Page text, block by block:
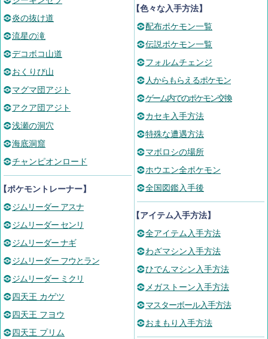
炎の抜け道
流星の滝
デコボコ山道
おくりび山
マグマ団アジト
アクア団アジト
浅瀬の洞穴
海底洞窟
チャンピオンロード
ポケモントレーナー】
ジムリーダー アスナ
ジムリーダー センリ
ジムリーダー ナギ
ジムリーダー フウとラン
ジムリーダー ミクリ
四天王 カゲツ
四天王 フヨウ
四天王 プリム
【色々な入手方法】
配布ポケモン一覧
伝説ポケモン一覧
フォルムチェンジ
人からもらえるポケモン
ゲーム内でのポケモン交換
カセキ入手方法
特殊な遭遇方法
マボロシの場所
ホウエン全ポケモン
全国図鑑入手後
【アイテム入手方法】
全アイテム入手方法
わざマシン入手方法
ひでんマシン入手方法
メガストーン入手方法
マスターボール入手方法
おまもり入手方法